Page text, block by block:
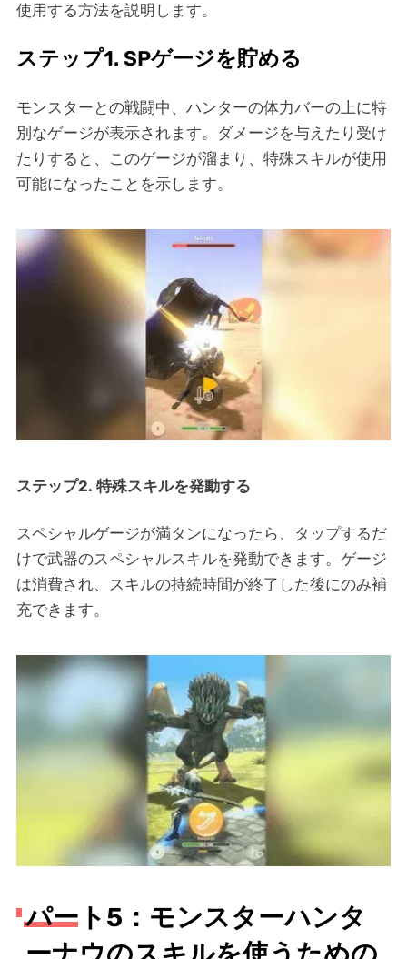
使用する方法を説明します。
ステップ1. SPゲージを貯める
モンスターとの戦闘中、ハンターの体力バーの上に特
別なゲージが表示されます。ダメージを与えたり受け
たりすると、このゲージが溜まり、特殊スキルが使用
可能になったことを示します。
ステップ2. 特殊スキルを発動する
スペシャルゲージが満タンになったら、タップするだ
けで武器のスペシャルスキルを発動できます。ゲージ
は消費され、スキルの持続時間が終了した後にのみ補
充できます。
パート5：モンスターハンタ